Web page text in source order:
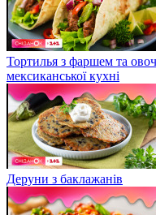
Тортилья з фаршем та
мексиканської кухні
Деруни з баклажанів